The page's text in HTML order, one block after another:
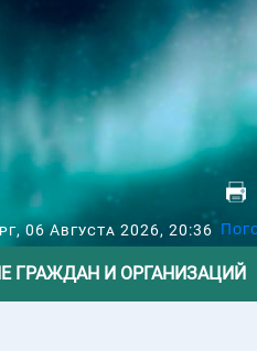
06 Августа 2026, 20:36
ГРАЖДАН И ОРГАНИЗАЦИЙ